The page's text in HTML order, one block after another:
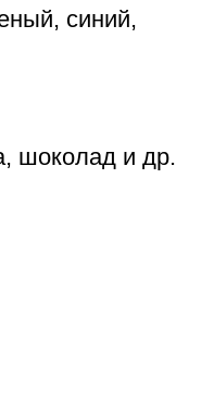
синий,
шоколад и др.